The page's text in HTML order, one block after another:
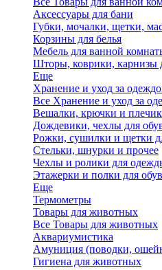
Аксессуары для бани
Губки, мочалки, щетки,
Корзины для белья
Мебель для ванной
Шторы, коврики, карнизы
Еще
Хранение и уход за
Все Хранение и уход за
Вешалки, крючки и
Дождевики, чехлы для
Рожки, сушилки и щетки
Стельки, шнурки и прочее
Чехлы и ролики для
Этажерки и полки для
Еще
Термометры
Товары для животных
Все Товары для животных
Аквариумистика
Амуниция (поводки,
Гигиена для животных